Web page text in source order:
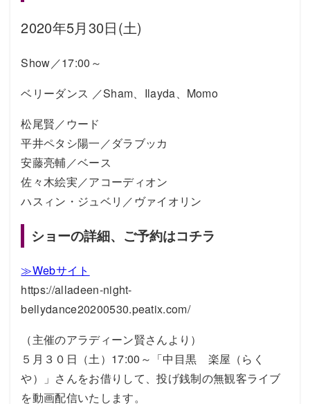
2020年5月30日(土)
Show／17:00～
ベリーダンス ／Sham、Ilayda、Momo
松尾賢／ウード
平井ペタシ陽一／ダラブッカ
安藤亮輔／ベース
佐々木絵実／アコーディオン
ハスィン・ジュベリ／ヴァイオリン
ショーの詳細、ご予約はコチラ
≫Webサイト
https://alladeen-night-
bellydance20200530.peatix.com/
（主催のアラディーン賢さんより）
５月３０日（土）17:00～「中目黒 楽屋（らく
や）」さんをお借りして、投げ銭制の無観客ライブ
を動画配信いたします。